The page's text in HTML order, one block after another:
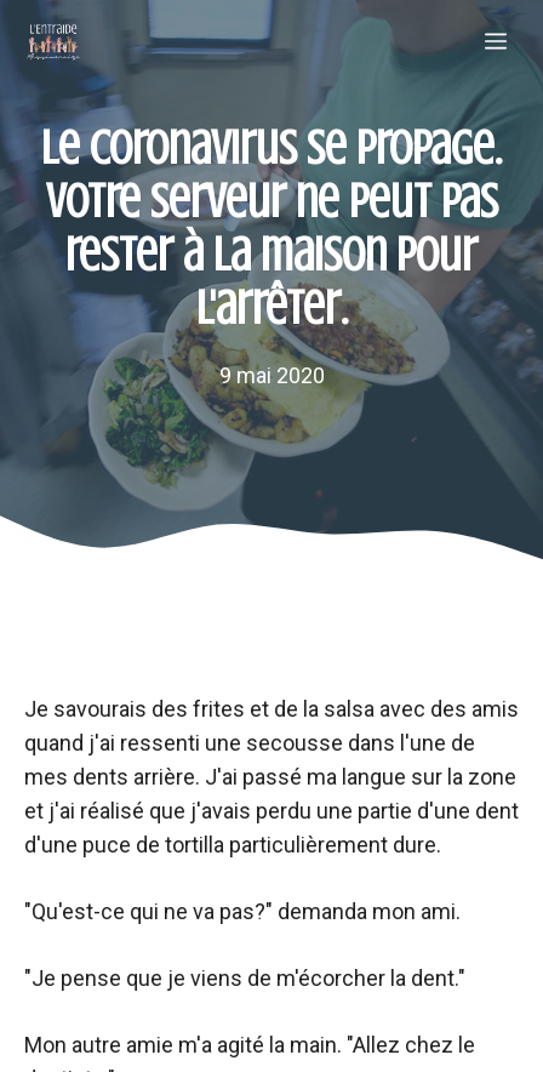
contenu
Le coronavirus se propage.
Votre serveur ne peut pas
rester à la maison pour
l'arrêter.
9 mai 2020
Je savourais des frites et de la salsa avec des amis
quand j'ai ressenti une secousse dans l'une de
mes dents arrière. J'ai passé ma langue sur la zone
et j'ai réalisé que j'avais perdu une partie d'une dent
d'une puce de tortilla particulièrement dure.
"Qu'est-ce qui ne va pas?" demanda mon ami.
"Je pense que je viens de m'écorcher la dent."
Mon autre amie m'a agité la main. "Allez chez le